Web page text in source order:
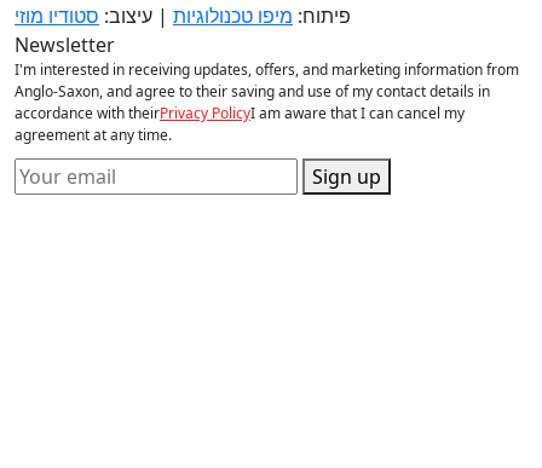
פיתוח: מיפו טכנולוגיות | עיצוב: סטודיו מוזי
Newsletter
I'm interested in receiving updates, offers, and marketing information from
Anglo-Saxon, and agree to their saving and use of my contact details in
accordance with theirPrivacy PolicyI am aware that I can cancel my
agreement at any time.
Sign up